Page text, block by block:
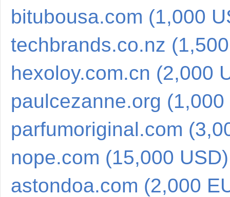
bitubousa.com (1,000
techbrands.co.nz
hexoloy.com.cn (2,000
paulcezanne.org (1,000
parfumoriginal.com
nope.com (15,000 USD)
astondoa.com (2,000